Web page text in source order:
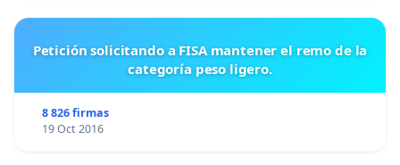
Petición solicitando a FISA mantener el remo de la
categoría peso ligero.
8 826 firmas
19 Oct 2016